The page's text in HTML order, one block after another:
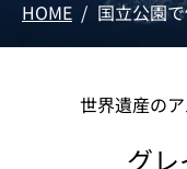
HOME / 国立公園
世界遺産の
グ